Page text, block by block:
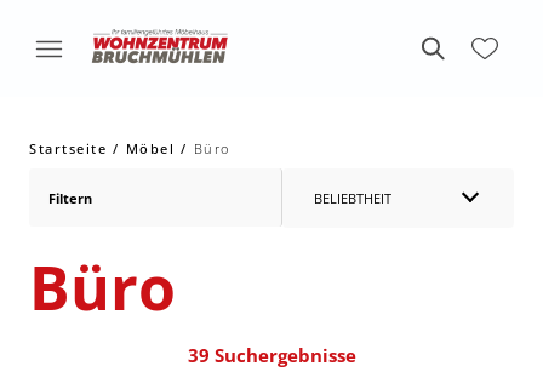
Startseite Möbel Büro
Filtern BELIEBTHEIT
Büro
39 Suchergebnisse